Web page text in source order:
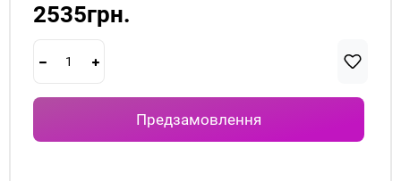
2535грн.
Предзамовлення